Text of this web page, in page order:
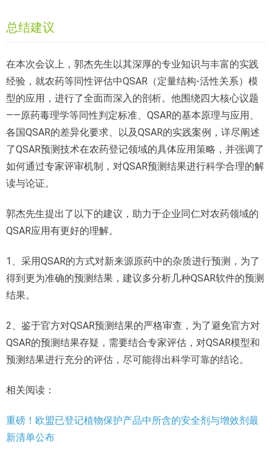
总结建议
在本次会议上，郭杰先生以其深厚的专业知识与丰富的实践
经验，就农药等同性评估中QSAR（定量结构-活性关系）模
型的应用，进行了全面而深入的剖析。他围绕四大核心议题
——原药毒理学等同性判定标准、QSAR的基本原理与应用、
各国QSAR的差异化要求、以及QSAR的实践案例，详尽阐述
了QSAR预测技术在农药登记领域的具体应用策略，并强调了
如何通过专家评审机制，对QSAR预测结果进行科学合理的解
读与论证。
郭杰先生提出了以下的建议，助力于企业同仁对农药领域的
QSAR应用有更好的理解。
1、采用QSAR的方式对新来源原药中的杂质进行预测，为了
得到更为准确的预测结果，建议多分析几种QSAR软件的预测
结果。
2、鉴于官方对QSAR预测结果的严格审查，为了避免官方对
QSAR的预测结果存疑，需要结合专家评估，对QSAR模型和
预测结果进行充分的评估，尽可能得出科学可靠的结论。
相关阅读：
重磅！欧盟已登记植物保护产品中所含的安全剂与增效剂最
新清单公布